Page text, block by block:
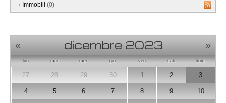
Immobili (0)
« dicembre 2023 »
lun mar mer gio ven sab dom
27 28 29 30 1 2 3
4 5 6 7 8 9 10